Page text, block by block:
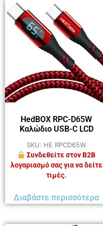
HedBOX RPC-D65W
Καλώδιο USB-C LCD
SKU: HE RPCD65W
Συνδεθείτε στον B2B
λογαριασμό σας για να δείτε
τιμές.
Διαβάστε περισσότερα